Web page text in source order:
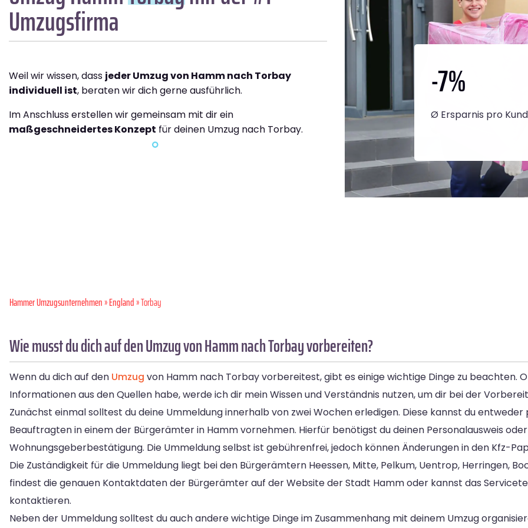
Umzugsfirma
Weil wir wissen, dass jeder Umzug von Hamm nach Torbay
individuell ist, beraten wir dich gerne ausführlich.
Im Anschluss erstellen wir gemeinsam mit dir ein
maßgeschneidertes Konzept für deinen Umzug nach Torbay.
-7%
Ø Ersparnis pro
Hammer Umzugsunternehmen»England» Torbay
Wie musst du dich auf den Umzug von Hamm nach Torbay vorbereiten?
Wenn du dich auf den Umzug von Hamm nach Torbay vorbereitest, gibt es einige wichtige Dinge zu beachten.
Informationen aus den Quellen habe, werde ich dir mein Wissen und Verständnis nutzen, um dir bei der
Zunächst einmal solltest du deine Ummeldung innerhalb von zwei Wochen erledigen. Diese kannst du
Beauftragten in einem der Bürgerämter in Hamm vornehmen. Hierfür benötigst du deinen Personalausweis oder
Wohnungsgeberbestätigung. Die Ummeldung selbst ist gebührenfrei, jedoch können Änderungen in den Kfz-
Die Zuständigkeit für die Ummeldung liegt bei den Bürgerämtern Heessen, Mitte, Pelkum, Uentrop, Herringen,
findest die genauen Kontaktdaten der Bürgerämter auf der Website der Stadt Hamm oder kannst das
kontaktieren.
Neben der Ummeldung solltest du auch andere wichtige Dinge im Zusammenhang mit deinem Umzug